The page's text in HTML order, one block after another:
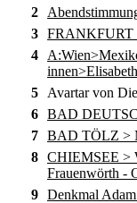
2
3 FRANKFURT
4
5
Avartar von
6 BAD
7 BAD TÖLZ >
8 CHIEMSEE >
Frauenwörth -
9 Denkmal